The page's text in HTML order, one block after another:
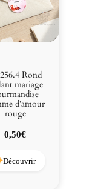
Rond
mariage
d’amour
rouge
0,50€
Découvrir